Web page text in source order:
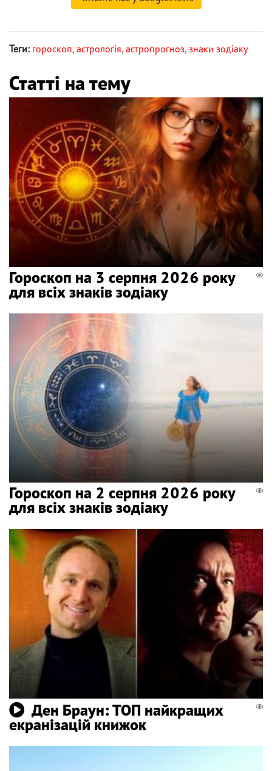
Теги: гороскоп, астрологія, астропрогноз, знаки зодіаку
Статті на тему
Гороскоп на 3 серпня 2026 року
для всіх знаків зодіаку
Гороскоп на 2 серпня 2026 року
для всіх знаків зодіаку
Ден Браун: ТОП найкращих
екранізацій книжок